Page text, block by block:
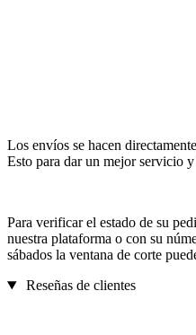
Los envíos se hacen
Esto para dar un mejor servicio
Para verificar el estado de su
nuestra plataforma o con su
sábados la ventana de corte
Reseñas de clientes